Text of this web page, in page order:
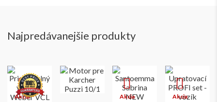
Najpredávanejšie produkty